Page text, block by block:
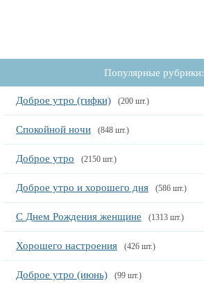
Популярные рубрики:
Доброе утро (гифки) (200 шт.)
Спокойной ночи (848 шт.)
Доброе утро (2150 шт.)
Доброе утро и хорошего дня (586 шт.)
С Днем Рождения женщине (1313 шт.)
Хорошего настроения (426 шт.)
Доброе утро (июнь) (99 шт.)